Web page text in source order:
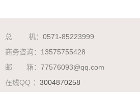
总 机： 0571-85223999
商务咨询： 13575755428
邮 箱： 77576093@qq.com
在线QQ ： 3004870258